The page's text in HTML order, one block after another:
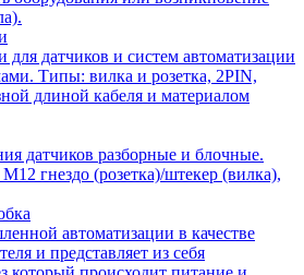
для датчиков и систем автоматизации
Типы: вилка и розетка, 2PIN,
длиной кабеля и материалом
датчиков разборные и блочные.
гнездо (розетка)/штекер (вилка),
автоматизации в качестве
и представляет из себя